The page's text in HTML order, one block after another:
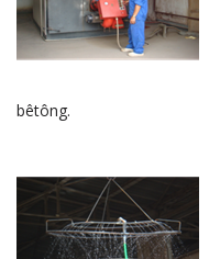
bêtông.